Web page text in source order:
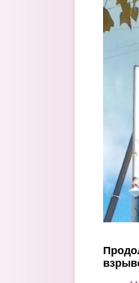
Перейти к основному содержанию